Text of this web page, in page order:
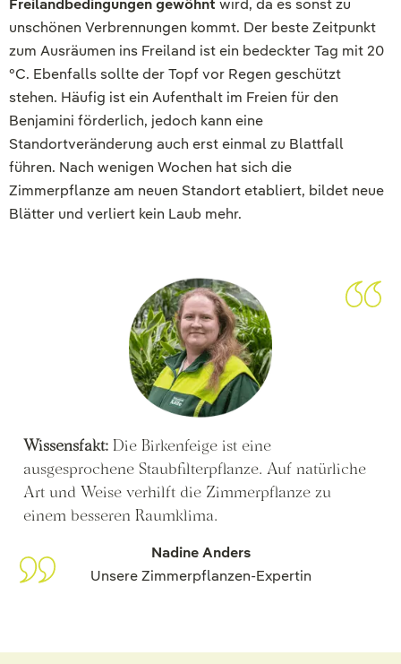
unschönen Verbrennungen kommt. Der beste Zeitpunkt
zum Ausräumen ins Freiland ist ein bedeckter Tag mit 20
°C. Ebenfalls sollte der Topf vor Regen geschützt
stehen. Häufig ist ein Aufenthalt im Freien für den
Benjamini förderlich, jedoch kann eine
Standortveränderung auch erst einmal zu Blattfall
führen. Nach wenigen Wochen hat sich die
Zimmerpflanze am neuen Standort etabliert, bildet neue
Blätter und verliert kein Laub mehr.
Wissensfakt: Die Birkenfeige ist eine
ausgesprochene Staubfilterpflanze. Auf natürliche
Art und Weise verhilft die Zimmerpflanze zu
einem besseren Raumklima.
Nadine Anders
Unsere Zimmerpflanzen-Expertin